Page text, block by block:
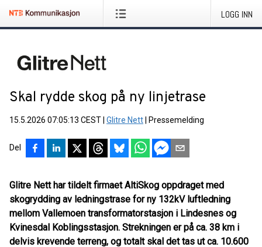
LOGG INN
Skal rydde skog på ny linjetrase
15.5.2026 07:05:13 CEST Glitre Nett Pressemelding
Del
Glitre Nett har tildelt firmaet AltiSkog oppdraget med
skogrydding av ledningstrase for ny 132kV luftledning
mellom Vallemoen transformatorstasjon i Lindesnes og
Kvinesdal Koblingsstasjon. Strekningen er på ca. 38 km i
delvis krevende terreng, og totalt skal det tas ut ca. 10.600